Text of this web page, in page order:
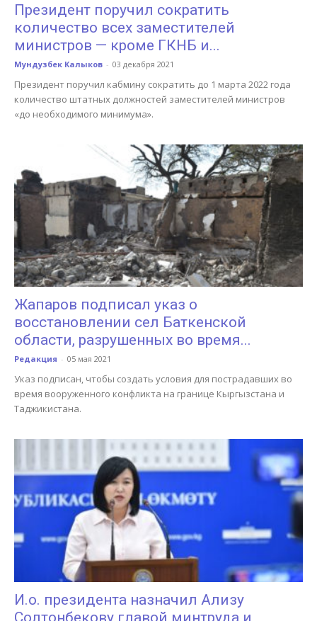
Президент поручил сократить
количество всех заместителей
министров — кроме ГКНБ и...
Мундузбек Калыков - 03 декабря 2021
Президент поручил кабмину сократить до 1 марта 2022 года
количество штатных должностей заместителей министров
«до необходимого минимума».
Жапаров подписал указ о
восстановлении сел Баткенской
области, разрушенных во время...
Редакция - 05 мая 2021
Указ подписан, чтобы создать условия для пострадавших во
время вооруженного конфликта на границе Кыргызстана и
Таджикистана.
И.о. президента назначил Ализу
Солтонбекову главой минтруда и